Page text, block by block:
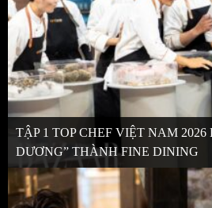
TẬP 1 TOP CHEF VIỆT NAM
DƯƠNG” THÀNH FINE DINING